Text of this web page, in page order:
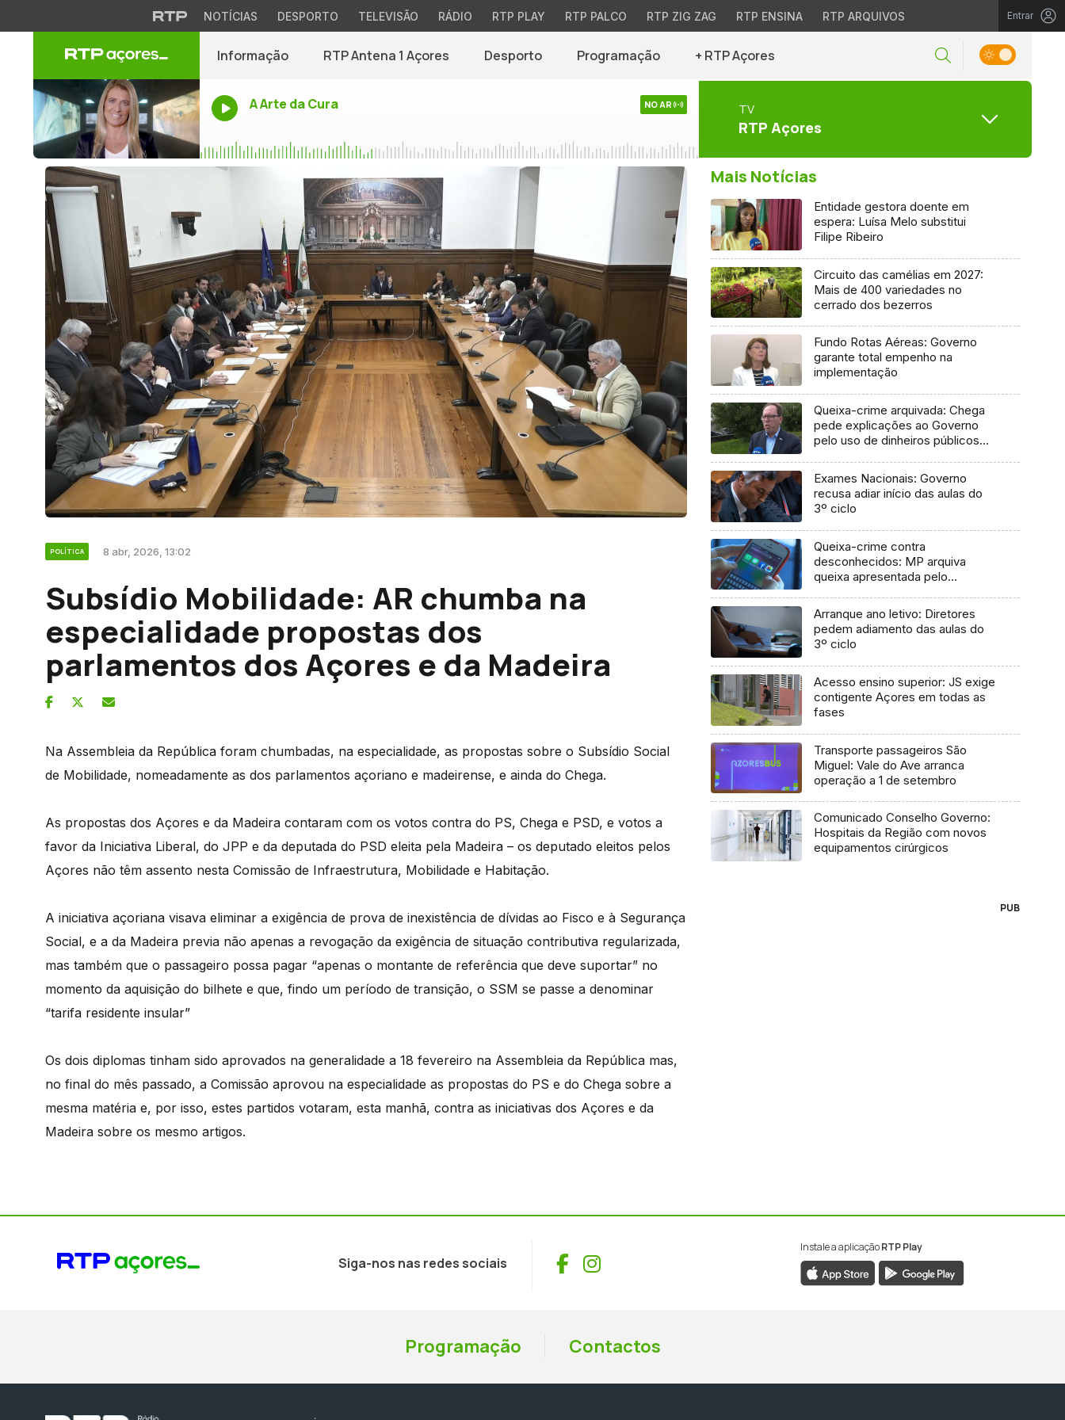
NOTÍCIAS DESPORTO TELEVISÃO RÁDIO RTP PLAY RTP PALCO RTP ZIG ZAG RTP ENSINA RTP ARQUIVOS Entrar
Informação RTP Antena 1 Açores Desporto Programação + RTP Açores
A Arte da Cura NO AR TV
RTP Açores
POLÍTICA 8 abr, 2026, 13:02
Subsídio Mobilidade: AR chumba na
especialidade propostas dos
parlamentos dos Açores e da Madeira
Na Assembleia da República foram chumbadas, na especialidade, as propostas sobre o Subsídio Social
de Mobilidade, nomeadamente as dos parlamentos açoriano e madeirense, e ainda do Chega.
As propostas dos Açores e da Madeira contaram com os votos contra do PS, Chega e PSD, e votos a
favor da Iniciativa Liberal, do JPP e da deputada do PSD eleita pela Madeira – os deputado eleitos pelos
Açores não têm assento nesta Comissão de Infraestrutura, Mobilidade e Habitação.
A iniciativa açoriana visava eliminar a exigência de prova de inexistência de dívidas ao Fisco e à Segurança
Social, e a da Madeira previa não apenas a revogação da exigência de situação contributiva regularizada,
mas também que o passageiro possa pagar “apenas o montante de referência que deve suportar” no
momento da aquisição do bilhete e que, findo um período de transição, o SSM se passe a denominar
“tarifa residente insular”
Os dois diplomas tinham sido aprovados na generalidade a 18 fevereiro na Assembleia da República mas,
no final do mês passado, a Comissão aprovou na especialidade as propostas do PS e do Chega sobre a
mesma matéria e, por isso, estes partidos votaram, esta manhã, contra as iniciativas dos Açores e da
Madeira sobre os mesmo artigos.
Mais Notícias
Entidade gestora doente em
espera: Luísa Melo substitui
Filipe Ribeiro
Circuito das camélias em 2027:
Mais de 400 variedades no
cerrado dos bezerros
Fundo Rotas Aéreas: Governo
garante total empenho na
implementação
Queixa-crime arquivada: Chega
pede explicações ao Governo
pelo uso de dinheiros públicos
Exames Nacionais: Governo
recusa adiar início das aulas do
3º ciclo
Queixa-crime contra
desconhecidos: MP arquiva
queixa apresentada pelo
Arranque ano letivo: Diretores
pedem adiamento das aulas do
3º ciclo
Acesso ensino superior: JS exige
contigente Açores em todas as
fases
Transporte passageiros São
Miguel: Vale do Ave arranca
operação a 1 de setembro
Comunicado Conselho Governo:
Hospitais da Região com novos
equipamentos cirúrgicos
PUB
Siga-nos nas redes sociais Facebook
Instagram
Instale a aplicaçãoRTP Play
Programação Contactos